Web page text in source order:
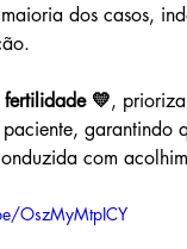
dos casos,
fertilidade 💛,
paciente, garantindo
com
OszMyMtpICY